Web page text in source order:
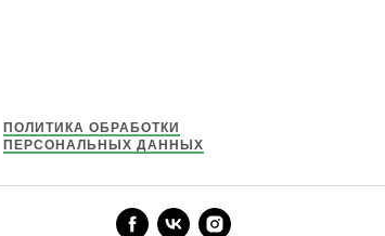
ПОЛИТИКА ОБРАБОТКИ
ПЕРСОНАЛЬНЫХ ДАННЫХ